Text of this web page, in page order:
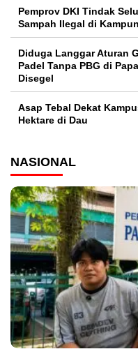
Pemprov DKI Tindak
Sampah Ilegal di
Diduga Langgar Aturan
Padel Tanpa PBG di
Disegel
Asap Tebal Dekat
Hektare di Dau
NASIONAL